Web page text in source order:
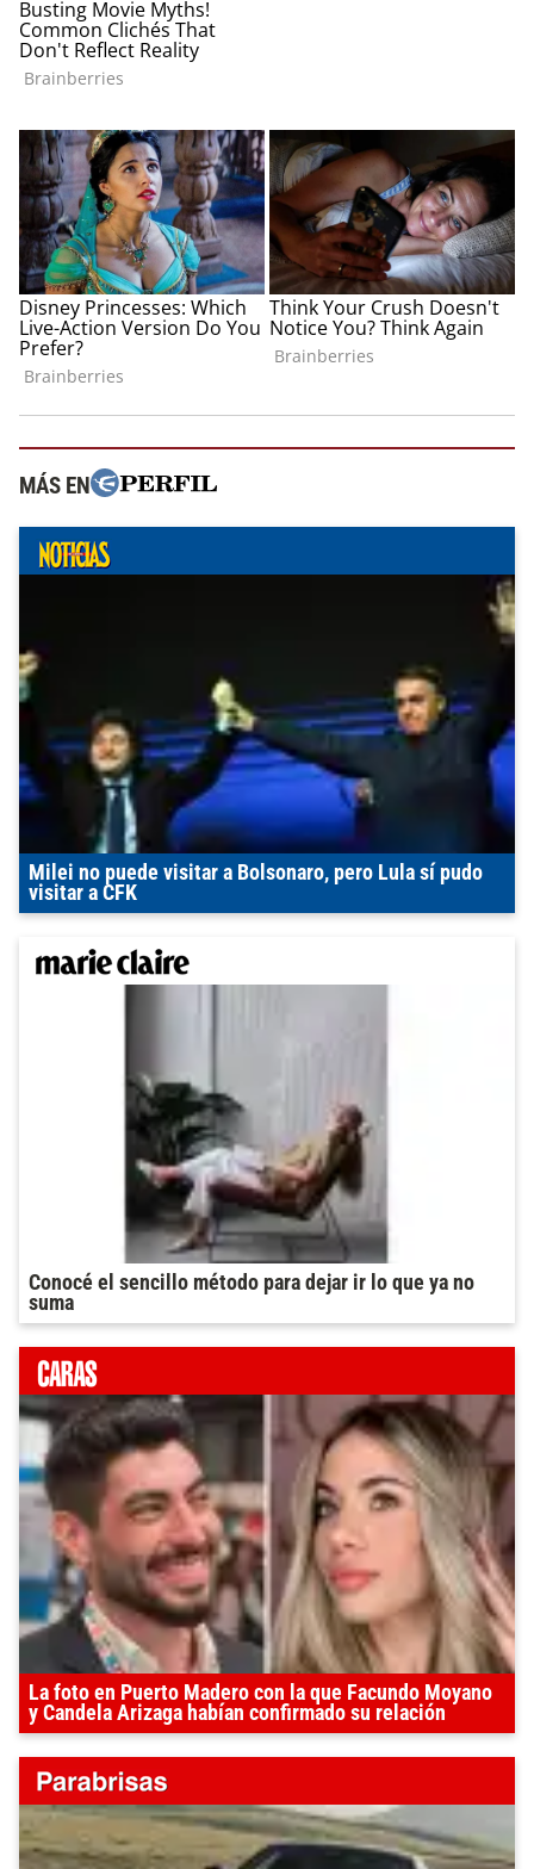
MÁS EN
Milei no puede visitar a Bolsonaro, pero Lula sí pudo
visitar a CFK
Conocé el sencillo método para dejar ir lo que ya no
suma
La foto en Puerto Madero con la que Facundo Moyano
y Candela Arizaga habían confirmado su relación